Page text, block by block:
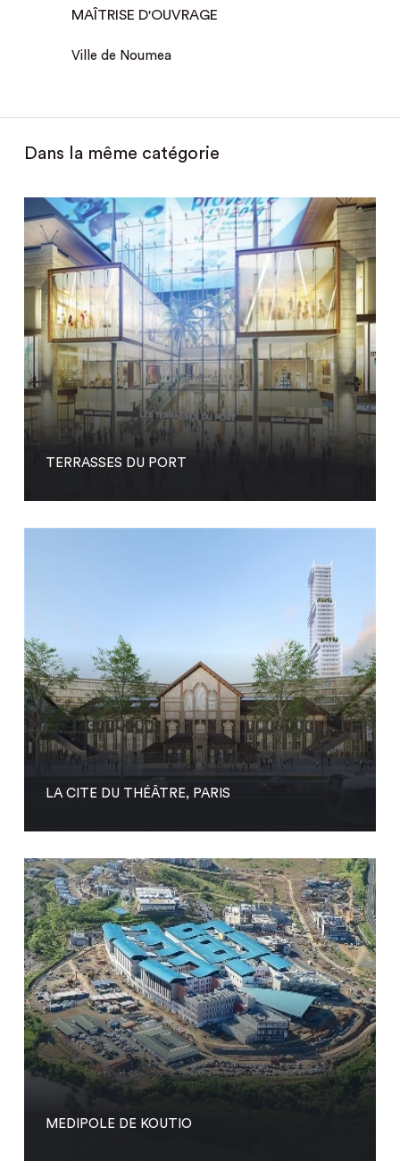
MAÎTRISE D'OUVRAGE
Ville de Noumea
Dans la même catégorie
TERRASSES DU PORT
LA CITE DU THÉÂTRE, PARIS
MEDIPOLE DE KOUTIO